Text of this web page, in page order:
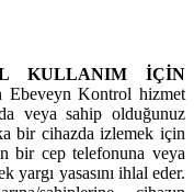
KULLANIM İÇİN
Kontrol hizmet
veya sahip olduğunuz
bir cihazda izlemek için
bir cep telefonuna veya
yargı yasasını ihlal eder.